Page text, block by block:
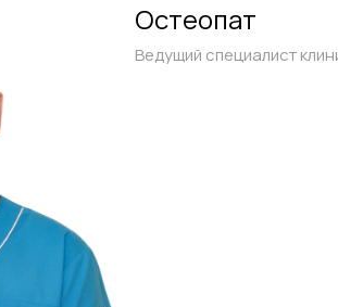
Остеопат
Ведущий специалист